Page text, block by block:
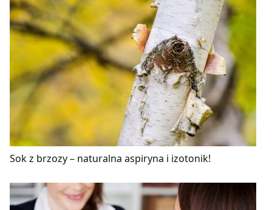
Sok z brzozy – naturalna aspiryna i izotonik!